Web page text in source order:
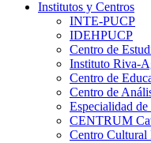
Institutos y Centros
INTE-PUCP
IDEHPUCP
Centro de
Instituto Riva-
Centro de
Centro de
Especialidad
CENTRUM
Centro Cultural